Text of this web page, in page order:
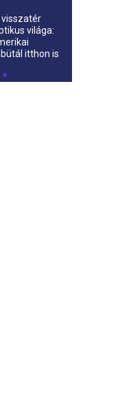
visszatér
világa:
itthon is